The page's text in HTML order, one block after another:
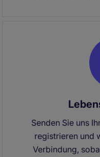
Senden Sie uns
registrieren und
Verbindung,